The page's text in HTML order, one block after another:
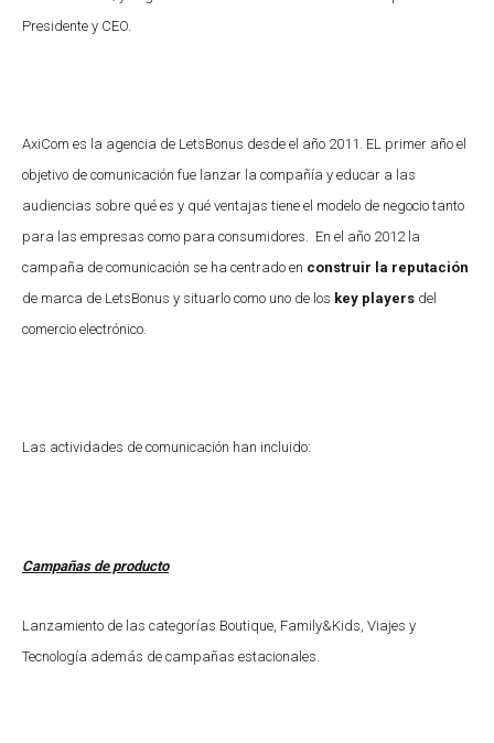
Presidente y CEO.
AxiCom es la agencia de LetsBonus desde el año 2011. EL primer año el
objetivo de comunicación fue lanzar la compañía y educar a las
audiencias sobre qué es y qué ventajas tiene el modelo de negocio tanto
para las empresas como para consumidores. En el año 2012 la
campaña de comunicación se ha centrado en construir la reputación
de marca de LetsBonus y situarlo como uno de los key players del
comercio electrónico.
Las actividades de comunicación han incluido:
Campañas de producto
Lanzamiento de las categorías Boutique, Family&Kids, Viajes y
Tecnología además de campañas estacionales.